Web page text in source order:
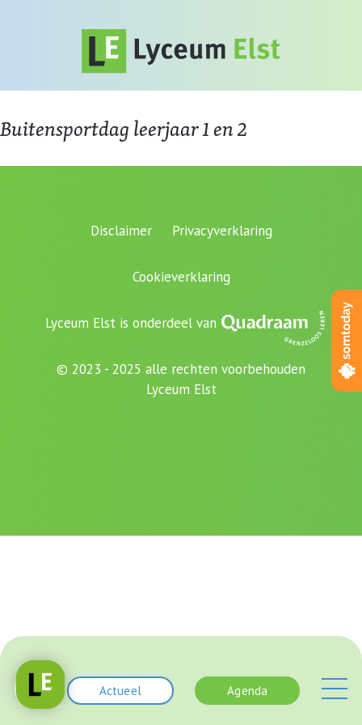
Actueel Agenda
Buitensportdag leerjaar 1 en 2
Disclaimer Privacyverklaring
Cookieverklaring
Lyceum Elst is onderdeel van
© 2023 - 2025 alle rechten voorbehouden
Lyceum Elst